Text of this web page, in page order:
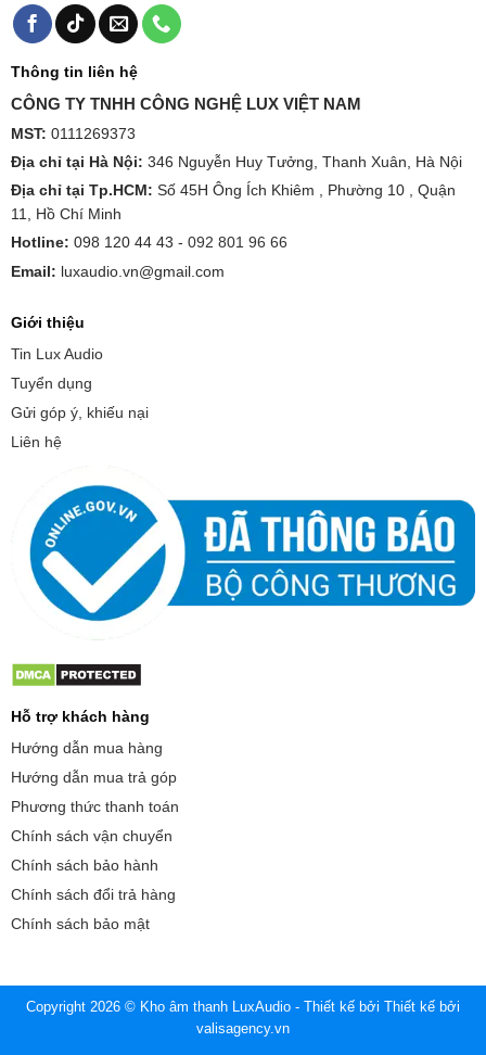
Thông tin liên hệ
CÔNG TY TNHH CÔNG NGHỆ LUX VIỆT NAM
MST: 0111269373
Địa chỉ tại Hà Nội: 346 Nguyễn Huy Tưởng, Thanh Xuân, Hà Nội
Địa chỉ tại Tp.HCM: Số 45H Ông Ích Khiêm , Phường 10 , Quận
11, Hồ Chí Minh
Hotline: 098 120 44 43 - 092 801 96 66
Email: luxaudio.vn@gmail.com
Giới thiệu
Tin Lux Audio
Tuyển dụng
Gửi góp ý, khiếu nại
Liên hệ
Hỗ trợ khách hàng
Hướng dẫn mua hàng
Hướng dẫn mua trả góp
Phương thức thanh toán
Chính sách vận chuyển
Chính sách bảo hành
Chính sách đổi trả hàng
Chính sách bảo mật
Copyright 2026 © Kho âm thanh LuxAudio - Thiết kế bởi Thiết kế bởi
valisagency.vn